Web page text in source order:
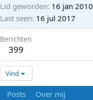
Lid geworden 16 jan 2010
Last seen 16 jul 2017
Berichten
399
Vind
Posts Over mij